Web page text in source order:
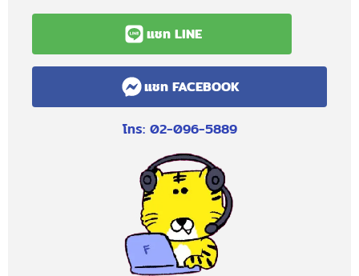
แชท LINE
แชท FACEBOOK
โทร: 02-096-5889